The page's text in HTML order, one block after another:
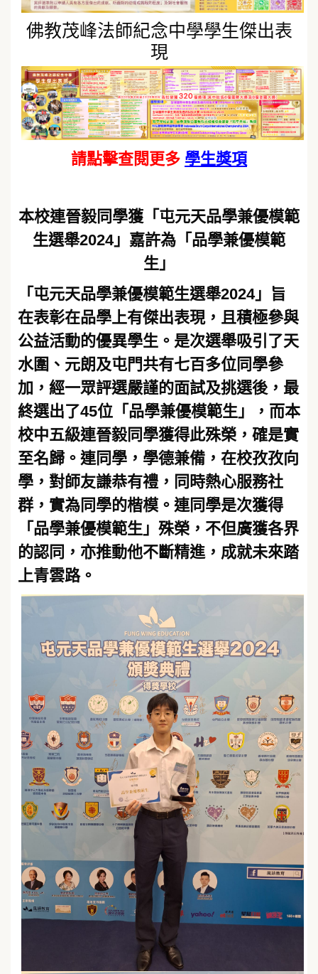
佛教茂峰法師紀念中學學生傑出表
現
請點擊查閱更多 學生獎項
本校連晉毅同學獲「屯元天品學兼優模範
生選舉2024」嘉許為「品學兼優模範
生」
「屯元天品學兼優模範生選舉2024」旨
在表彰在品學上有傑出表現，且積極參與
公益活動的優異學生。是次選舉吸引了天
水圍、元朗及屯門共有七百多位同學參
加，經一眾評選嚴謹的面試及挑選後，最
終選出了45位「品學兼優模範生」，而本
校中五級連晉毅同學獲得此殊榮，確是實
至名歸。連同學，學德兼備，在校孜孜向
學，對師友謙恭有禮，同時熱心服務社
群，實為同學的楷模。連同學是次獲得
「品學兼優模範生」殊榮，不但廣獲各界
的認同，亦推動他不斷精進，成就未來踏
上青雲路。